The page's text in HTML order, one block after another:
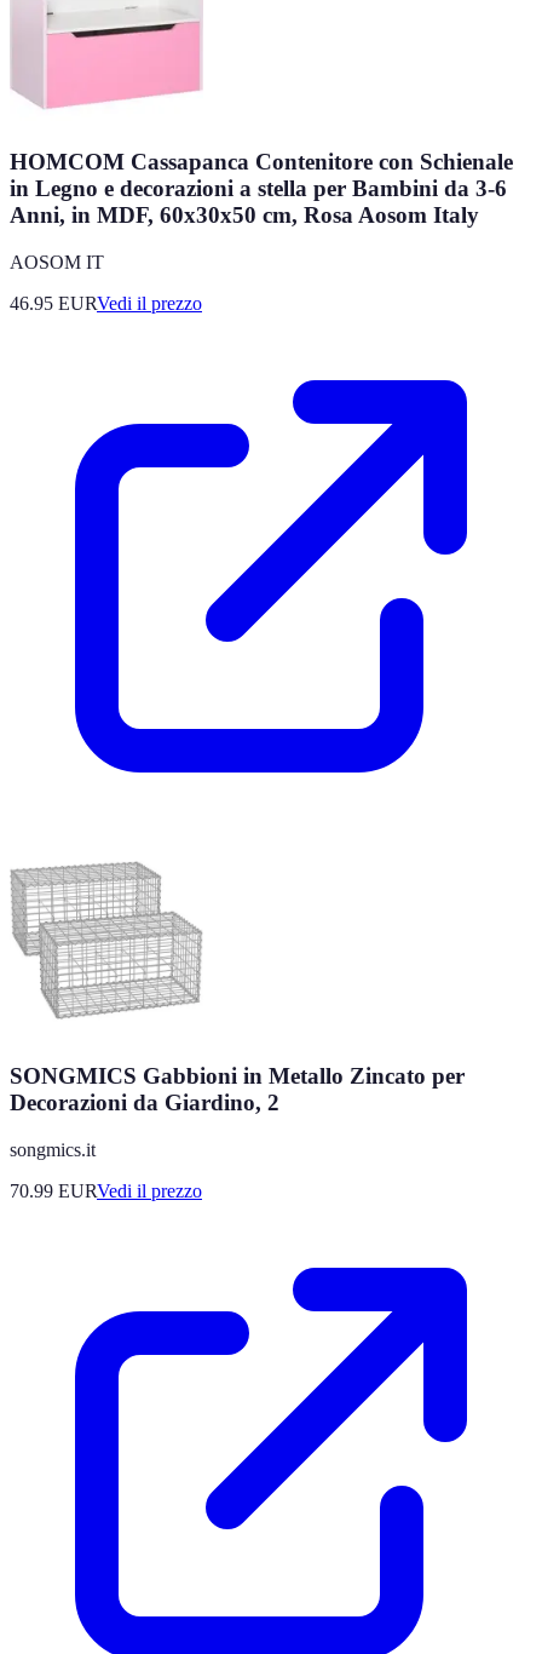
HOMCOM Cassapanca Contenitore con Schienale
in Legno e decorazioni a stella per Bambini da 3-6
Anni, in MDF, 60x30x50 cm, Rosa Aosom Italy
AOSOM IT
46.95 EURVedi il prezzo
SONGMICS Gabbioni in Metallo Zincato per
Decorazioni da Giardino, 2
songmics.it
70.99 EURVedi il prezzo